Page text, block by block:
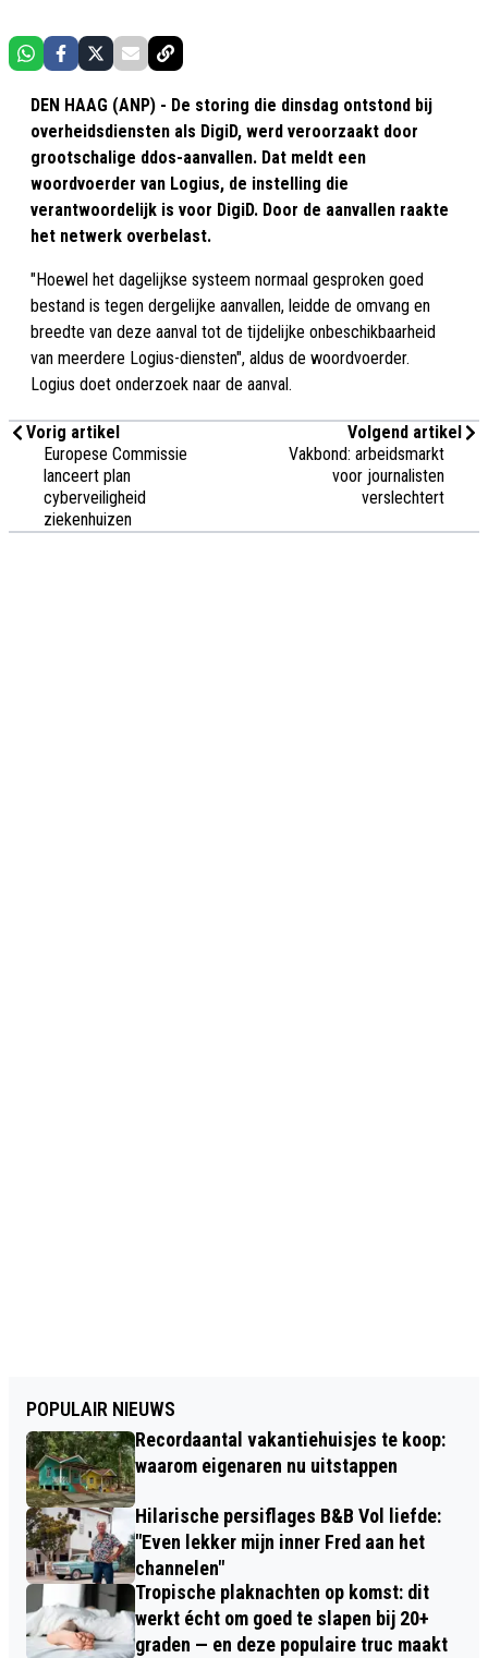
DEN HAAG (ANP) - De storing die dinsdag ontstond bij
overheidsdiensten als DigiD, werd veroorzaakt door
grootschalige ddos-aanvallen. Dat meldt een
woordvoerder van Logius, de instelling die
verantwoordelijk is voor DigiD. Door de aanvallen raakte
het netwerk overbelast.
"Hoewel het dagelijkse systeem normaal gesproken goed
bestand is tegen dergelijke aanvallen, leidde de omvang en
breedte van deze aanval tot de tijdelijke onbeschikbaarheid
van meerdere Logius-diensten", aldus de woordvoerder.
Logius doet onderzoek naar de aanval.
Vorig artikel
Europese Commissie
lanceert plan
cyberveiligheid
ziekenhuizen
Volgend artikel
Vakbond: arbeidsmarkt
voor journalisten
verslechtert
POPULAIR NIEUWS
Recordaantal vakantiehuisjes te koop:
waarom eigenaren nu uitstappen
Hilarische persiflages B&B Vol liefde:
"Even lekker mijn inner Fred aan het
channelen"
Tropische plaknachten op komst: dit
werkt écht om goed te slapen bij 20+
graden — en deze populaire truc maakt